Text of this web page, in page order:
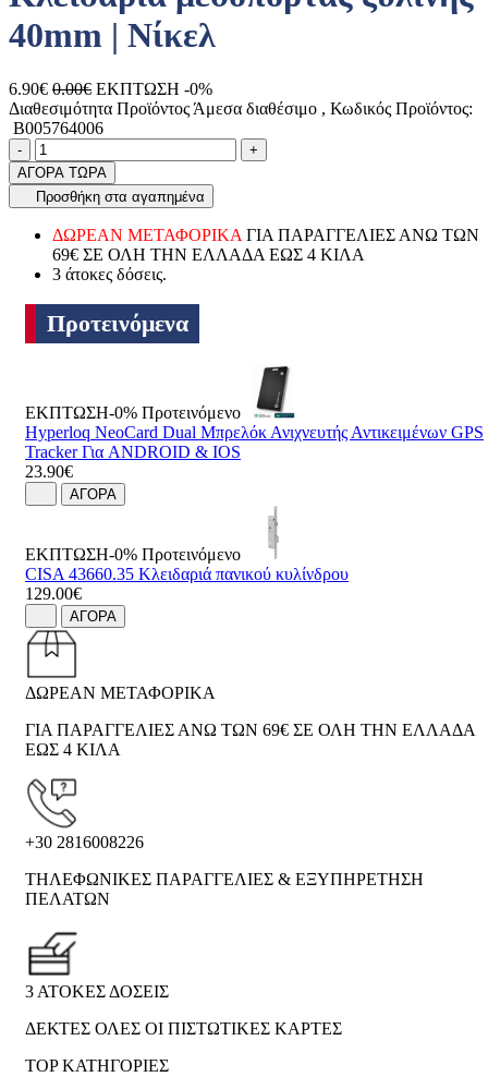
40mm | Νίκελ
6.90€ 0.00€ ΕΚΠΤΩΣΗ -0%
Διαθεσιμότητα Προϊόντος Άμεσα διαθέσιμο , Κωδικός Προϊόντος:
B005764006
Ποσότητα
-product.increase.quantity +
ΑΓΟΡΑ ΤΩΡΑ
Προσθήκη στα αγαπημένα
ΔΩΡΕΑΝ ΜΕΤΑΦΟΡΙΚΑ ΓΙΑ ΠΑΡΑΓΓΕΛΙΕΣ ΑΝΩ ΤΩΝ
69€ ΣΕ ΟΛΗ ΤΗΝ ΕΛΛΑΔΑ ΕΩΣ 4 ΚΙΛΑ
3 άτοκες δόσεις.
Προτεινόμενα
ΕΚΠΤΩΣΗ-0% Προτεινόμενο
Hyperloq NeoCard Dual Μπρελόκ Ανιχνευτής Αντικειμένων GPS
Tracker Για ANDROID & IOS
23.90€
ΑΓΟΡΑ
ΕΚΠΤΩΣΗ-0% Προτεινόμενο
CISA 43660.35 Κλειδαριά πανικού κυλίνδρου
129.00€
ΑΓΟΡΑ
ΔΩΡΕΑΝ ΜΕΤΑΦΟΡΙΚΑ
ΓΙΑ ΠΑΡΑΓΓΕΛΙΕΣ ΑΝΩ ΤΩΝ 69€ ΣΕ ΟΛΗ ΤΗΝ ΕΛΛΑΔΑ
ΕΩΣ 4 ΚΙΛΑ
+30 2816008226
ΤΗΛΕΦΩΝΙΚΕΣ ΠΑΡΑΓΓΕΛΙΕΣ & ΕΞΥΠΗΡΕΤΗΣΗ
ΠΕΛΑΤΩΝ
3 ΑΤΟΚΕΣ ΔΟΣΕΙΣ
ΔΕΚΤΕΣ ΟΛΕΣ ΟΙ ΠΙΣΤΩΤΙΚΕΣ ΚΑΡΤΕΣ
TOP ΚΑΤΗΓΟΡΙΕΣ